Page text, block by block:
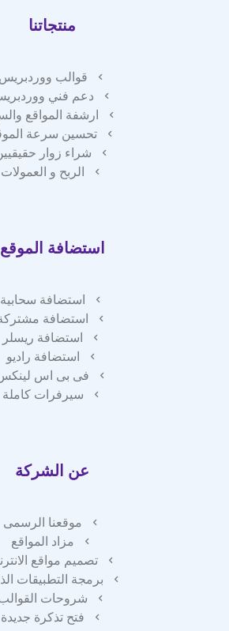
منتجاتنا
قوالب ووردبريس
دعم فني
ارشفة المواقع
تحسين سرعة
شراء زوار
الربح و العمولات
استضافة الموقع
استضافة سحابية
استضافة
استضافة ريسلر
استضافة راديو
فى بى اس
سيرفرات كاملة
عن الشركة
موقعنا الرسمى
مزاد المواقع
تصميم مواقع
برمجة التطبيقات
شروحات
فتح تذكرة جديدة